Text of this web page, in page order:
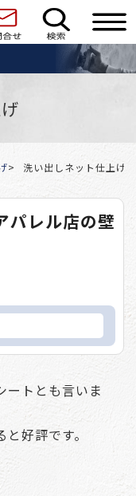
洗い出しネット仕上げ
レル店の壁
ートとも言いま
好評です。